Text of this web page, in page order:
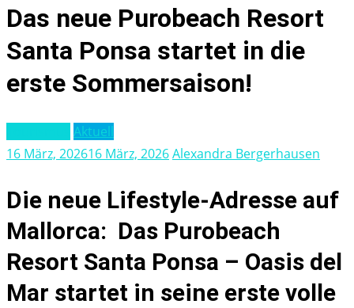
Das neue Purobeach Resort
Santa Ponsa startet in die
erste Sommersaison!
Aktuell
16 März, 202616 März, 2026Alexandra Bergerhausen
Die neue Lifestyle-Adresse auf
Mallorca: Das Purobeach
Resort Santa Ponsa – Oasis del
Mar startet in seine erste volle